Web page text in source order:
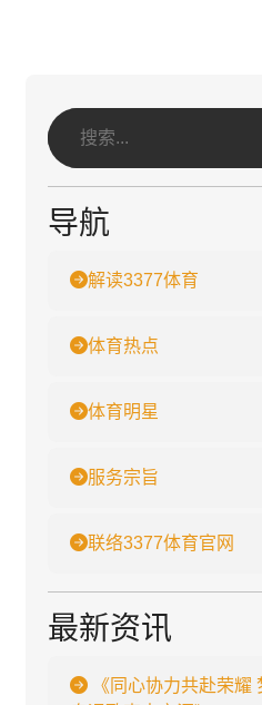
导航
解读3377体育
体育热点
体育明星
服务宗旨
联络3377体育官网
最新资讯
《同心协力共赴荣耀